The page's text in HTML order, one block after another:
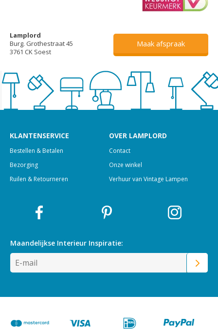
Lamplord
Burg. Grothestraat 45
3761 CK Soest
Maak afspraak
KLANTENSERVICE
Bestellen & Betalen
Bezorging
Ruilen & Retourneren
OVER LAMPLORD
Contact
Onze winkel
Verhuur van Vintage Lampen
Maandelijkse Interieur Inspiratie: